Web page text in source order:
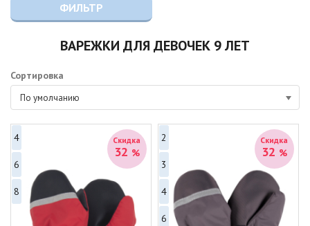
ФИЛЬТР
ВАРЕЖКИ ДЛЯ ДЕВОЧЕК 9 ЛЕТ
Сортировка
По умолчанию
Скидка
32 %
4
6
8
Скидка
32 %
2
3
4
6